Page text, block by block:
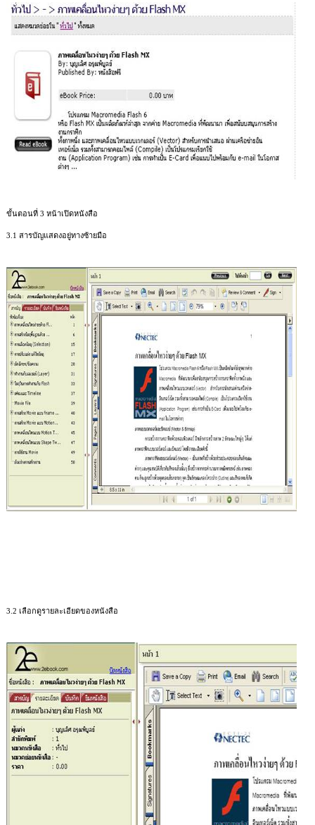
ขั้นตอนที่ 3 หน้าเปิดหนังสือ
3.1 สารบัญแสดงอยู่ทางซ้ายมือ
3.2 เลือกดูรายละเอียดของหนังสือ